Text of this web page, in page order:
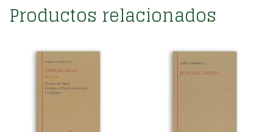
Productos relacionados